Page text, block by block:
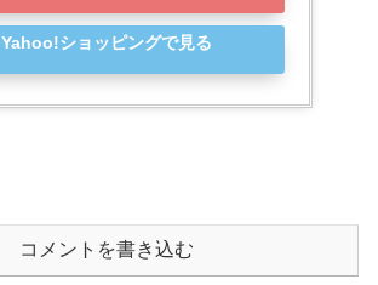
Yahoo!ショッピングで見る
コメントを書き込む